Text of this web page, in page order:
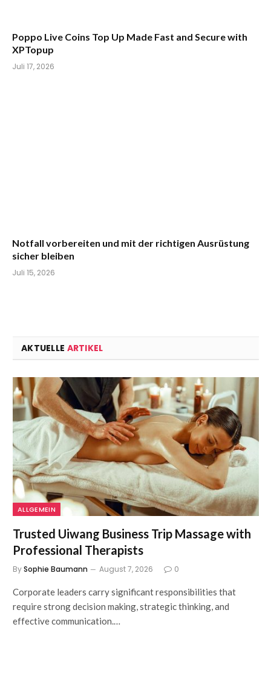
Poppo Live Coins Top Up Made Fast and Secure with
XPTopup
Juli 17, 2026
Notfall vorbereiten und mit der richtigen Ausrüstung
sicher bleiben
Juli 15, 2026
AKTUELLE ARTIKEL
ALLGEMEIN
Trusted Uiwang Business Trip Massage with
Professional Therapists
BySophie Baumann August 7, 2026 0
Corporate leaders carry significant responsibilities that
require strong decision making, strategic thinking, and
effective communication.…